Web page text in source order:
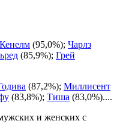
Кенелм (95,0%); Чарлз
(85,9%); Грей
(87,2%); Миллисент
(83,8%); Тиша (83,0%)....
и женских с